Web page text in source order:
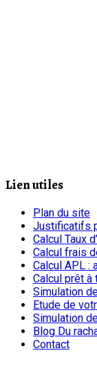
Lien utiles
Plan du site
Justificatifs
Calcul Taux
Calcul frais
Calcul APL :
Calcul prêt à
Simulation
Etude de
Simulation
Blog Du
Contact